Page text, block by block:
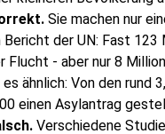
Sie machen nur
Bericht der UN: Fast
- aber nur 8
ähnlich: Von den rund
einen Asylantrag
Verschiedene